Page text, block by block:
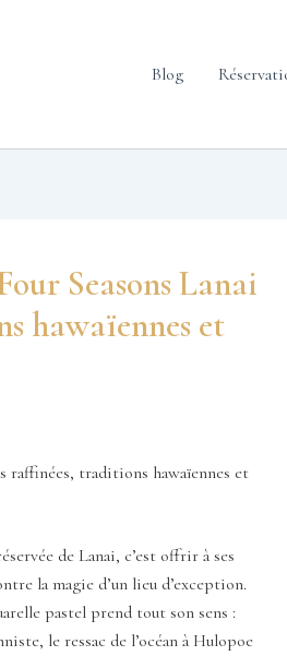
Blog
Seasons Lanai
hawaïennes et
raffinées, traditions hawaïennes et
de Lanai, c’est offrir à ses
la magie d’un lieu d’exception.
pastel prend tout son sens :
le ressac de l’océan à Hulopoe